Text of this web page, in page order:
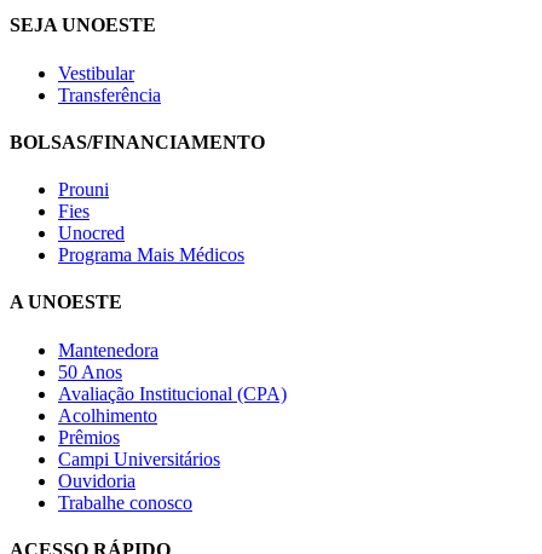
SEJA UNOESTE
Vestibular
Transferência
BOLSAS/FINANCIAMENTO
Prouni
Fies
Unocred
Programa Mais Médicos
A UNOESTE
Mantenedora
50 Anos
Avaliação Institucional (CPA)
Acolhimento
Prêmios
Campi Universitários
Ouvidoria
Trabalhe conosco
ACESSO RÁPIDO